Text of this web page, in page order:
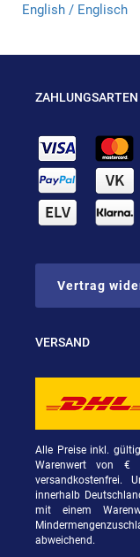
English / Englisch
ZAHLUNGSARTEN
Vertrag
VERSAND
Alle Preise inkl.
Warenwert von €
versandkostenfrei.
innerhalb
mit einem
abweichend.